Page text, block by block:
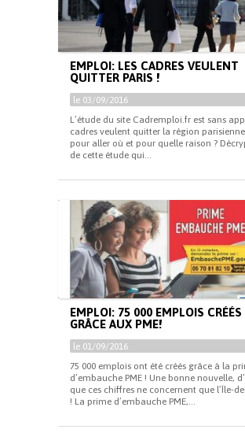
EMPLOI: LES CADRES VEULENT
QUITTER PARIS !
le 03/09/2016
L’étude du site Cadremploi.fr est sans
cadres veulent quitter la région
pour aller où et pour quelle raison ?
de cette étude qui...
EMPLOI: 75 000 EMPLOIS CRÉÉS
GRÂCE AUX PME!
le 01/09/2016
75 000 emplois ont été créés grâce à la
d’embauche PME ! Une bonne nouvelle,
que ces chiffres ne concernent que l’Île-
! La prime d’embauche PME,...